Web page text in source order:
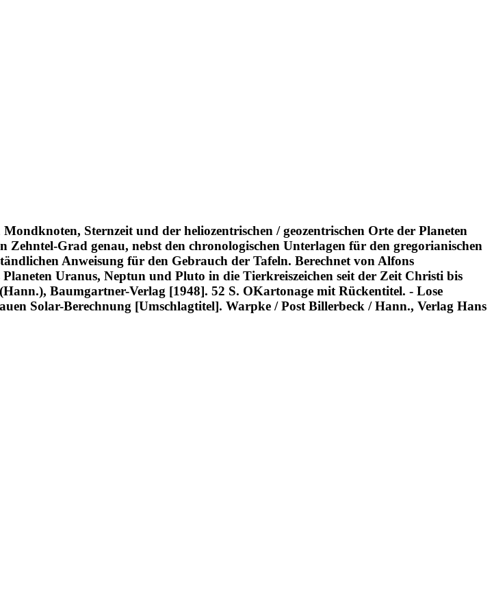
Sternzeit und der heliozentrischen / geozentrischen Orte der Planeten
Grad genau, nebst den chronologischen Unterlagen für den gregorianischen
Anweisung für den Gebrauch der Tafeln. Berechnet von Alfons
Uranus, Neptun und Pluto in die Tierkreiszeichen seit der Zeit Christi bis
Baumgartner-Verlag [1948]. 52 S. OKartonage mit Rückentitel. - Lose
Solar-Berechnung [Umschlagtitel]. Warpke / Post Billerbeck / Hann., Verlag Hans